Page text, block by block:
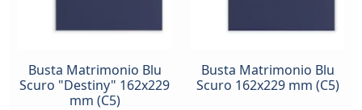
Busta Matrimonio Blu
Scuro "Destiny" 162x229
mm (C5)
Busta Matrimonio Blu
Scuro 162x229 mm (C5)